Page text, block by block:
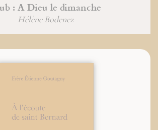
: A Dieu le dimanche
Hélène Bodenez